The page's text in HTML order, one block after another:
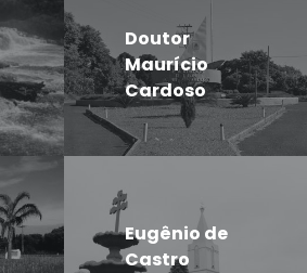
Doutor
Maurício
Cardoso
Eugênio de
Castro